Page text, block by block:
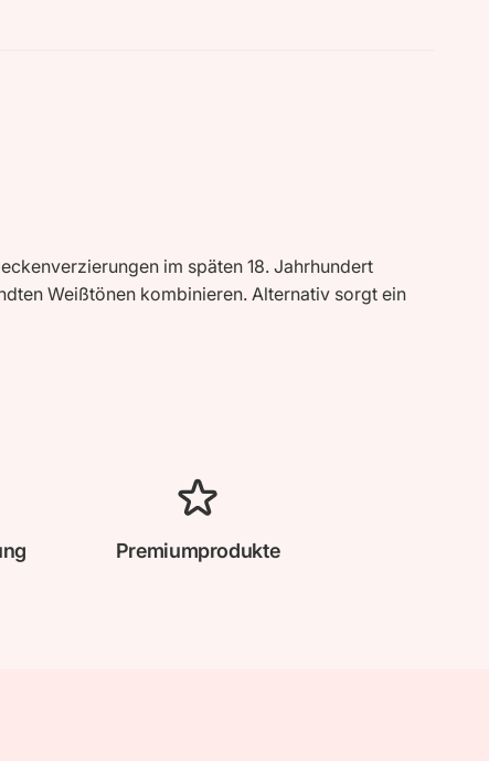
im späten 18. Jahrhundert
Weißtönen kombinieren. Alternativ sorgt ein
Premiumprodukte